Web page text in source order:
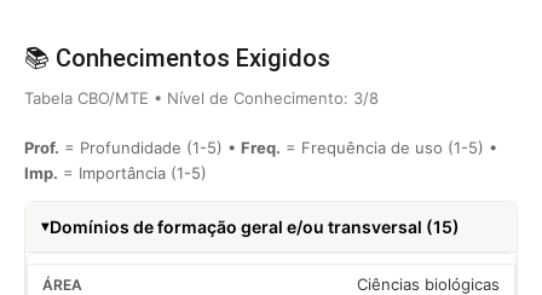
📚 Conhecimentos Exigidos
Tabela CBO/MTE • Nível de Conhecimento: 3/8
Prof. = Profundidade (1-5) • Freq. = Frequência de uso (1-5) •
Imp. = Importância (1-5)
Domínios de formação geral e/ou transversal (15)
Ciências biológicas